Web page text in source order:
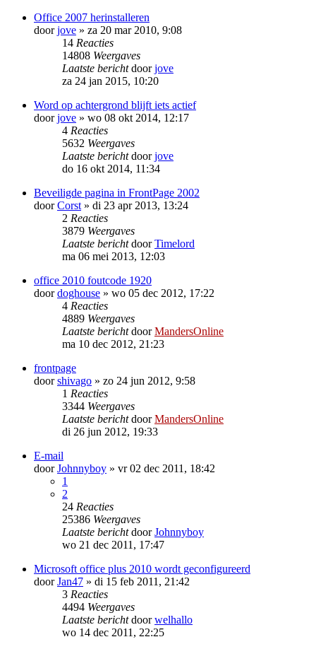
Office 2007 herinstalleren
doorjove » za 20 mar 2010, 9:08
14 Reacties
14808 Weergaves
Laatste berichtdoorjove
za 24 jan 2015, 10:20
Word op achtergrond blijft iets actief
doorjove » wo 08 okt 2014, 12:17
4 Reacties
5632 Weergaves
Laatste berichtdoorjove
do 16 okt 2014, 11:34
Beveiligde pagina in FrontPage 2002
doorCorst » di 23 apr 2013, 13:24
2 Reacties
3879 Weergaves
Laatste berichtdoorTimelord
ma 06 mei 2013, 12:03
office 2010 foutcode 1920
doordoghouse » wo 05 dec 2012, 17:22
4 Reacties
4889 Weergaves
Laatste berichtdoorMandersOnline
ma 10 dec 2012, 21:23
frontpage
doorshivago » zo 24 jun 2012, 9:58
1 Reacties
3344 Weergaves
Laatste berichtdoorMandersOnline
di 26 jun 2012, 19:33
E-mail
doorJohnnyboy » vr 02 dec 2011, 18:42
1
2
24 Reacties
25386 Weergaves
Laatste berichtdoorJohnnyboy
wo 21 dec 2011, 17:47
Microsoft office plus 2010 wordt geconfigureerd
doorJan47 » di 15 feb 2011, 21:42
3 Reacties
4494 Weergaves
Laatste berichtdoorwelhallo
wo 14 dec 2011, 22:25